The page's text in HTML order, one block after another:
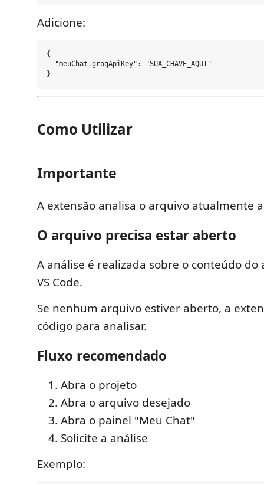
Adicione:
{
  "meuChat.groqApiKey": "SUA_CHAVE_AQUI"
Como Utilizar
Importante
A extensão analisa o arquivo atualmente
O arquivo precisa estar aberto
A análise é realizada sobre o conteúdo
VS Code.
Se nenhum arquivo estiver aberto, a
código para analisar.
Fluxo recomendado
Abra o projeto
Abra o arquivo desejado
Abra o painel "Meu Chat"
Solicite a análise
Exemplo: